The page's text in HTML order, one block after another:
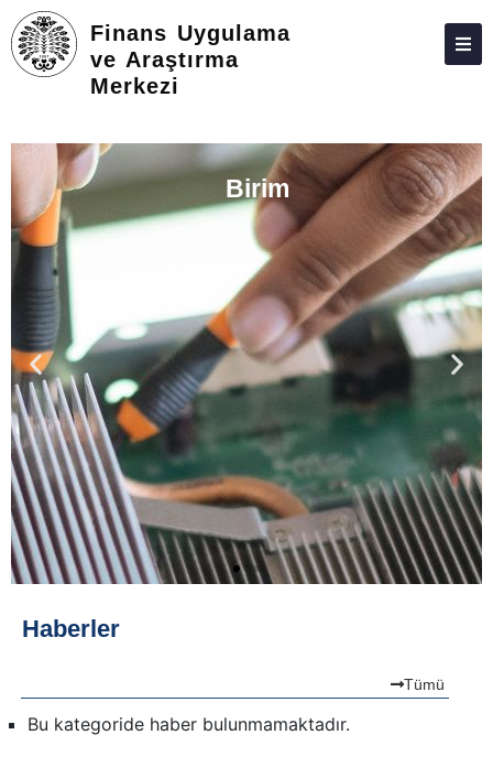
Finans Uygulama
ve Araştırma
Merkezi
HAKKIMIZDA
PERSONEL
İLETIŞIM Birim
Haberler
Tümü
Bu kategoride haber bulunmamaktadır.